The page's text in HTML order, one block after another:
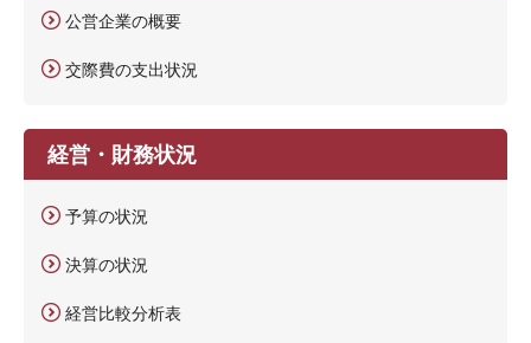
公営企業の概要
交際費の支出状況
経営・財務状況
予算の状況
決算の状況
経営比較分析表